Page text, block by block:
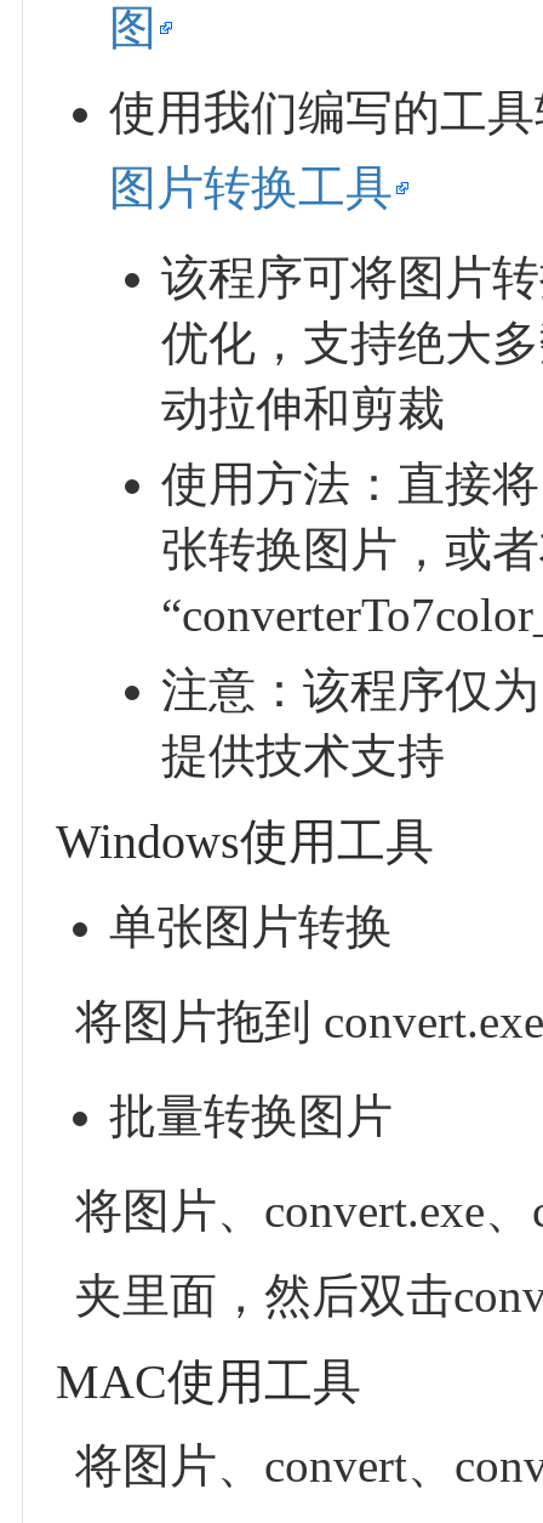
图
使用我们编写的工
图片转换工具
该程序可将图片
优化，支持绝大
动拉伸和剪裁
使用方法：直接
张转换图片，或
注意：该程序仅
提供技术支持
Windows使用工具
单张图片转换
将图片拖到
批量转换图片
将图片、convert.exe
夹里面，然后双击
MAC使用工具
将图片、convert、